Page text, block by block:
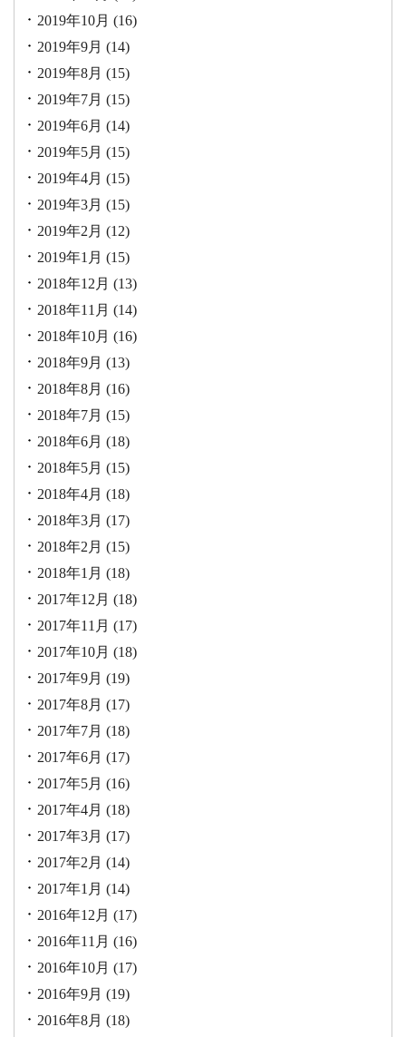
2019年10月 (16)
2019年9月 (14)
2019年8月 (15)
2019年7月 (15)
2019年6月 (14)
2019年5月 (15)
2019年4月 (15)
2019年3月 (15)
2019年2月 (12)
2019年1月 (15)
2018年12月 (13)
2018年11月 (14)
2018年10月 (16)
2018年9月 (13)
2018年8月 (16)
2018年7月 (15)
2018年6月 (18)
2018年5月 (15)
2018年4月 (18)
2018年3月 (17)
2018年2月 (15)
2018年1月 (18)
2017年12月 (18)
2017年11月 (17)
2017年10月 (18)
2017年9月 (19)
2017年8月 (17)
2017年7月 (18)
2017年6月 (17)
2017年5月 (16)
2017年4月 (18)
2017年3月 (17)
2017年2月 (14)
2017年1月 (14)
2016年12月 (17)
2016年11月 (16)
2016年10月 (17)
2016年9月 (19)
2016年8月 (18)